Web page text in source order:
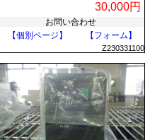
30,000円
お問い合わせ
【個別ページ】
【フォーム】
Z230331100